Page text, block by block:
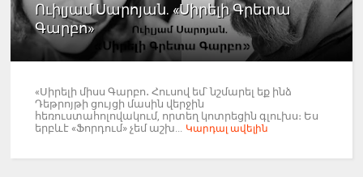
Ուիլյամ Սարոյան. «Սիրելի Գրետա
Գարբո»
«Սիրելի միսս Գարբո․ Հուսով եմ՝ նշմարել եք ինձ
Դեթրոյթի ցույցի մասին վերջին
հեռուստահոլովակում, որտեղ կոտրեցին գլուխս։ Ես
երբևէ «Ֆորդում» չեմ աշխ... Կարդալ ավելին